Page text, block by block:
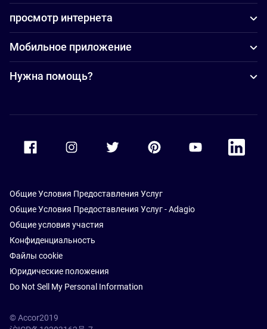
просмотр интернета
Мобильное приложение
Нужна помощь?
Accor Youtube
Accor
Общие Условия Предоставления Услуг
Общие Условия Предоставления Услуг - Adagio
Общие условия участия
Конфиденциальность
Файлы cookie
Юридические положения
Do Not Sell My Personal Information
© Accor2019